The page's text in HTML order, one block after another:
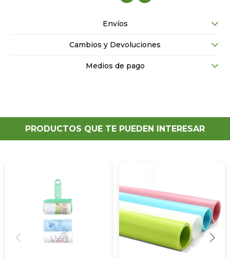
Envíos
Cambios y Devoluciones
Medios de pago
PRODUCTOS QUE TE PUEDEN INTERESAR